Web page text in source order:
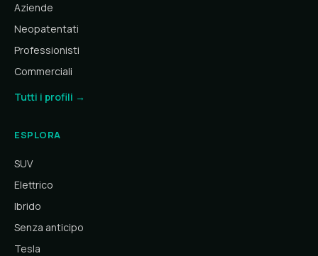
Aziende
Neopatentati
Professionisti
Commerciali
Tutti i profili →
ESPLORA
SUV
Elettrico
Ibrido
Senza anticipo
Tesla